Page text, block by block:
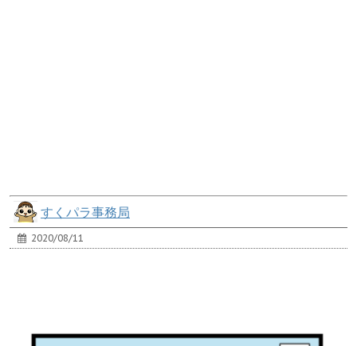
すくパラ事務局
2020/08/11